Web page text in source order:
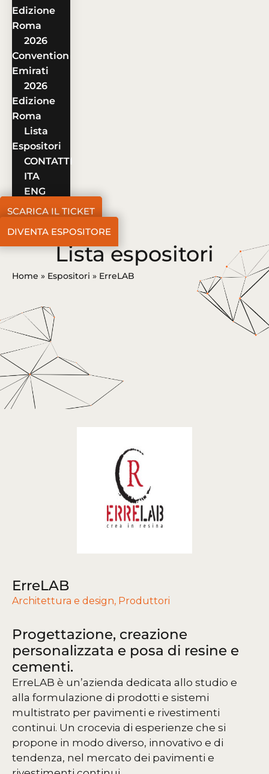
Edizione
Roma
2026
Convention
Emirati
2026
Edizione
Roma
Lista
Espositori
CONTATTI
ITA
ENG
SCARICA IL TICKET
DIVENTA ESPOSITORE
Lista espositori
Home » Espositori » ErreLAB
ErreLAB
Architettura e design, Produttori
Progettazione, creazione
personalizzata e posa di resine e
cementi.
ErreLAB è un’azienda dedicata allo studio e
alla formulazione di prodotti e sistemi
multistrato per pavimenti e rivestimenti
continui. Un crocevia di esperienze che si
propone in modo diverso, innovativo e di
tendenza, nel mercato dei pavimenti e